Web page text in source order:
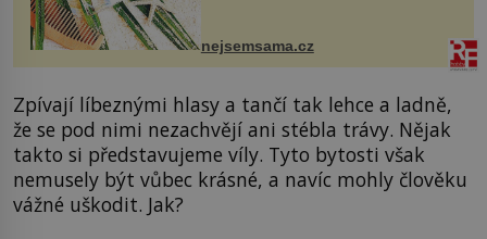
vlasy. ...
nejsemsama.cz
Zpívají líbeznými hlasy a tančí tak lehce a ladně,
že se pod nimi nezachvějí ani stébla trávy. Nějak
takto si představujeme víly. Tyto bytosti však
nemusely být vůbec krásné, a navíc mohly člověku
vážné uškodit. Jak?